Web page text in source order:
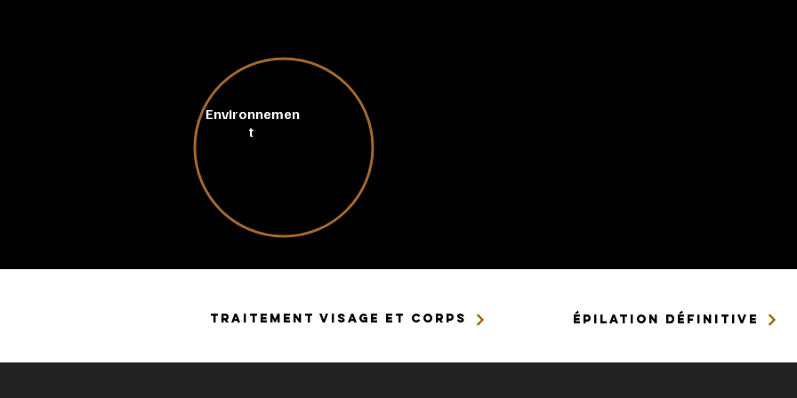
Nos cosmétiques ne sont pas testés sur les animaux (selon le
1223/2009 du Parlement européen).
Environnemen
t
TRAITEMENT VISAGE ET CORPS ÉPILATION DÉFINITIVE